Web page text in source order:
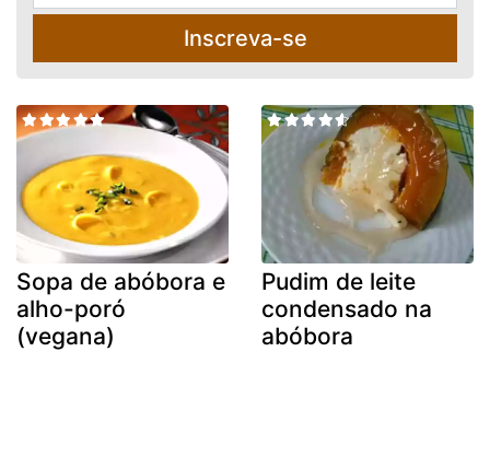
Inscreva-se
Sopa de abóbora e
alho-poró
(vegana)
Pudim de leite
condensado na
abóbora